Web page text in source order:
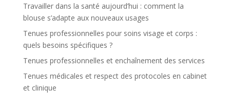
Travailler dans la santé aujourd’hui : comment la
blouse s’adapte aux nouveaux usages
Tenues professionnelles pour soins visage et corps :
quels besoins spécifiques ?
Tenues professionnelles et enchaînement des services
Tenues médicales et respect des protocoles en cabinet
et clinique